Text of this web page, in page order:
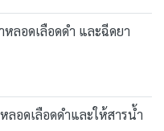
ลอดเลือดดำ และฉีดยา
ลอดเลือดดำและให้สารน้ำ